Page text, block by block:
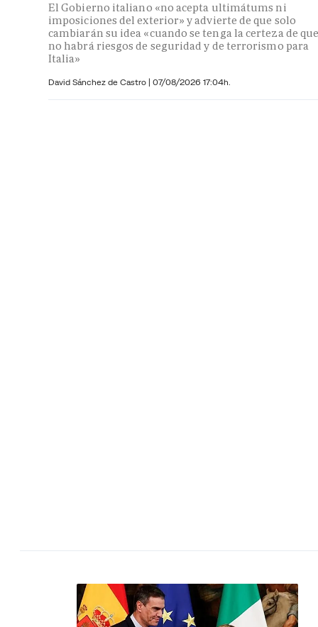
El Gobierno italiano «no acepta ultimátums ni
imposiciones del exterior» y advierte de que solo
cambiarán su idea «cuando se tenga la certeza de
no habrá riesgos de seguridad y de terrorismo para
Italia»
David Sánchez de Castro | 07/08/2026 17:04h.